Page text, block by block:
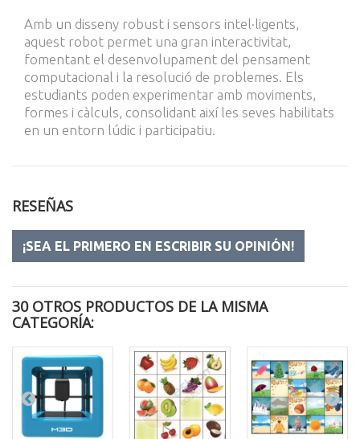
Amb un disseny robust i sensors intel·ligents,
aquest robot permet una gran interactivitat,
fomentant el desenvolupament del pensament
computacional i la resolució de problemes. Els
estudiants poden experimentar amb moviments,
formes i càlculs, consolidant així les seves habilitats
en un entorn lúdic i participatiu.
RESEÑAS
¡SEA EL PRIMERO EN ESCRIBIR SU OPINIÓN!
30 OTROS PRODUCTOS DE LA MISMA
CATEGORÍA: